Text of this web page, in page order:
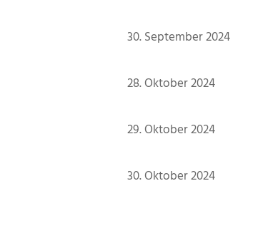
30. September 2024
28. Oktober 2024
29. Oktober 2024
30. Oktober 2024